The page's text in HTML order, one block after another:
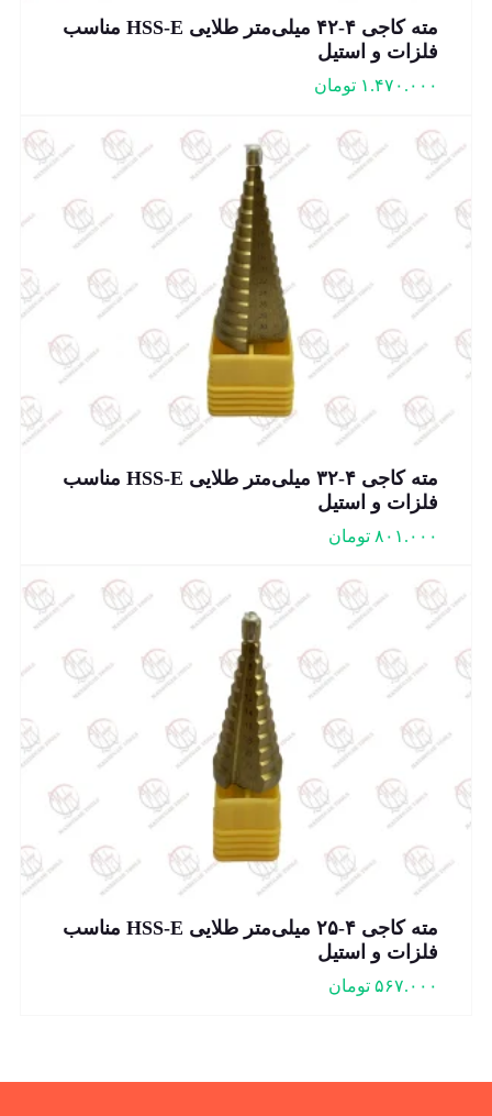
مته کاجی ۴-۴۲ میلی‌متر طلایی HSS-E مناسب
فلزات و استیل
۱.۴۷۰.۰۰۰ تومان
مته کاجی ۴-۳۲ میلی‌متر طلایی HSS-E مناسب
فلزات و استیل
۸۰۱.۰۰۰ تومان
مته کاجی ۴-۲۵ میلی‌متر طلایی HSS-E مناسب
فلزات و استیل
۵۶۷.۰۰۰ تومان